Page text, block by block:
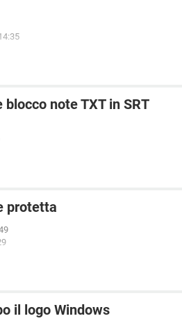
note TXT in SRT
protetta
il logo Windows